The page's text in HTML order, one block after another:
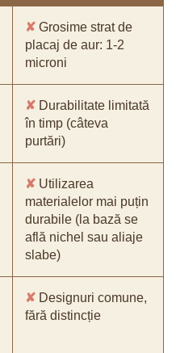
✘ Grosime strat de
placaj de aur: 1-2
microni
✘ Durabilitate limitată
în timp (câteva
purtări)
✘ Utilizarea
materialelor mai puțin
durabile (la bază se
află nichel sau aliaje
slabe)
✘ Designuri comune,
fără distincție